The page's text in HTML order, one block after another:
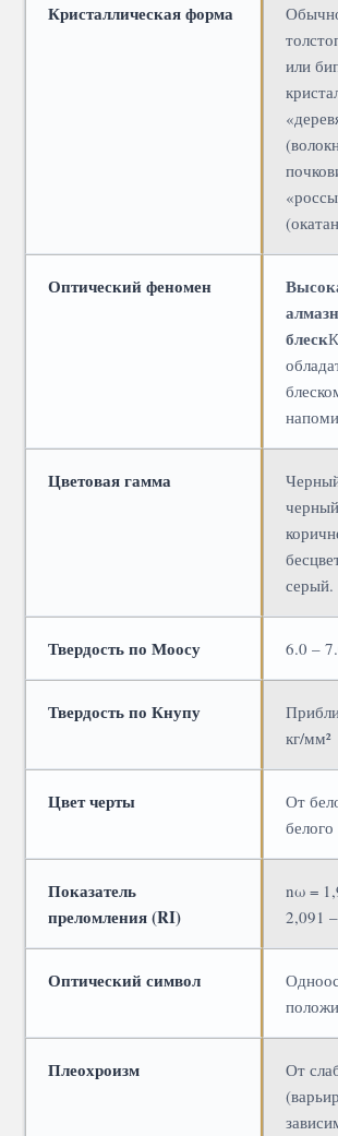
Кристаллическая форма
или
Оптический феномен
блеск
Цветовая гамма
серый.
Твердость по Моосу 6.0 –
Твердость по Кнупу
кг/мм²
Цвет черты
От
белого
Показатель
преломления (RI)
nω =
2,091
Оптический символ
Плеохроизм
От